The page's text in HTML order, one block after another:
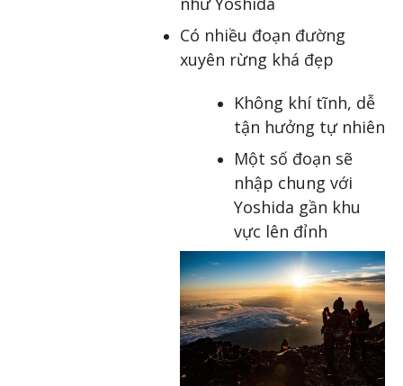
Có nhiều đoạn đường
xuyên rừng khá đẹp
Không khí tĩnh, dễ
tận hưởng tự nhiên
Một số đoạn sẽ
nhập chung với
Yoshida gần khu
vực lên đỉnh